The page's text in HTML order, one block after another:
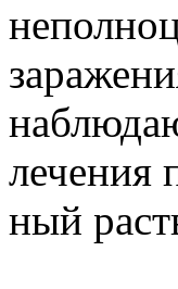
лечения
ный